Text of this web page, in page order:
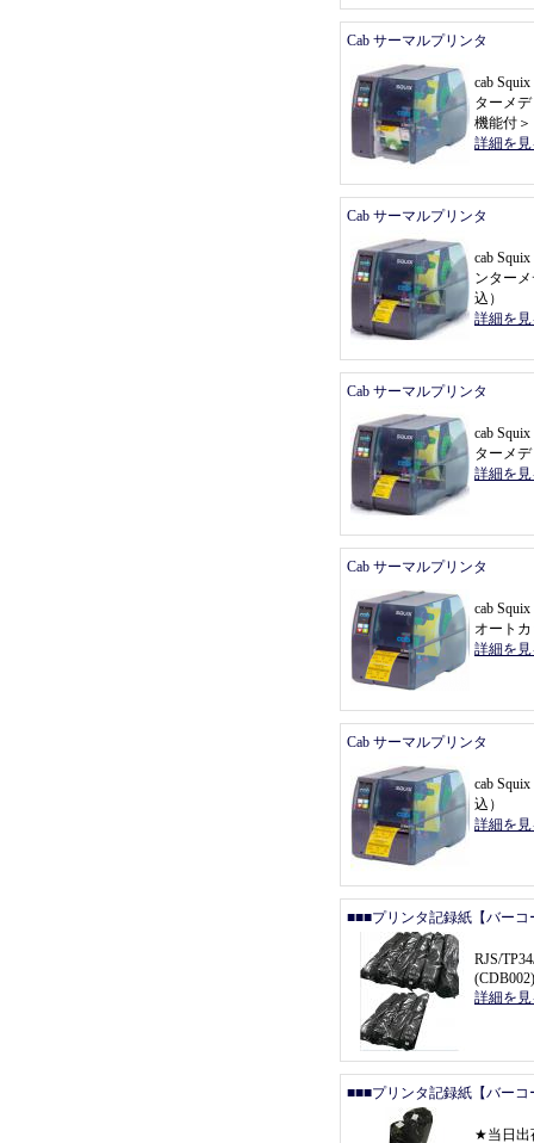
Cab サーマルプリンタ
cab
ターメ
機能付
詳細を
Cab サーマルプリンタ
cab
ンター
込 ）
詳細を
Cab サーマルプリンタ
cab
ターメ
詳細を
Cab サーマルプリンタ
cab
オート
詳細を
Cab サーマルプリンタ
cab
込 ）
詳細を
■■■プリンタ記録紙【バー
RJS/
(CDB002)
詳細を
■■■プリンタ記録紙【バー
★当日